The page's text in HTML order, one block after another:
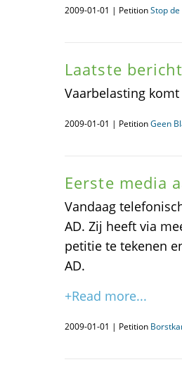
2009-01-01 | PetitionStop
Laatste
Vaarbelasting
2009-01-01 | PetitionGeen
Eerste media
Vandaag
AD. Zij heeft via
petitie te tekenen
AD.
+Read more...
2009-01-01 | Petition